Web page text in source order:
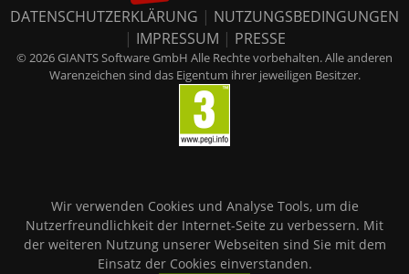
DATENSCHUTZERKLÄRUNG | NUTZUNGSBEDINGUNGEN
| IMPRESSUM | PRESSE
© 2026 GIANTS Software GmbH Alle Rechte vorbehalten. Alle anderen
Warenzeichen sind das Eigentum ihrer jeweiligen Besitzer.
Wir verwenden Cookies und Analyse Tools, um die
Nutzerfreundlichkeit der Internet-Seite zu verbessern. Mit
der weiteren Nutzung unserer Webseiten sind Sie mit dem
Einsatz der Cookies einverstanden.